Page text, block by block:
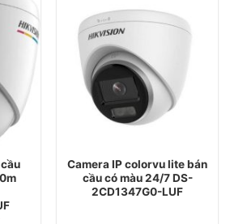
Camera IP colorvu lite bán
cầu có màu 24/7 DS-
2CD1347G0-LUF